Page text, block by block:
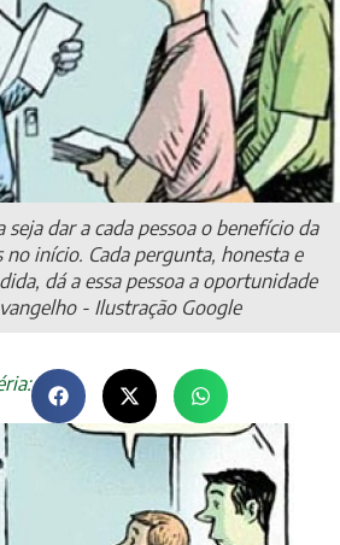
seja dar a cada pessoa o benefício da
início. Cada pergunta, honesta e
dá a essa pessoa a oportunidade
- Ilustração Google